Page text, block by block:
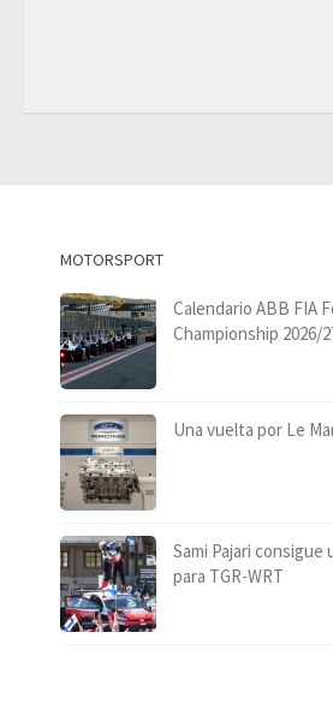
MOTORSPORT
Calendario ABB FIA
Championship 2026/
Una vuelta por Le
Sami Pajari
para TGR-WRT